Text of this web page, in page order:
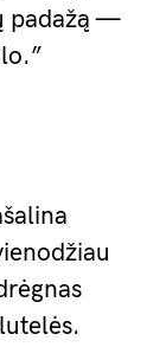
padažą —